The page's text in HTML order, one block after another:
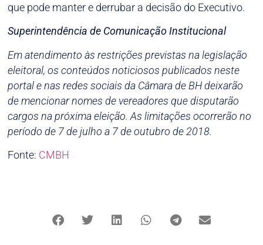
que pode manter e derrubar a decisão do Executivo.
Superintendência de Comunicação Institucional
Em atendimento às restrições previstas na legislação
eleitoral, os conteúdos noticiosos publicados neste
portal e nas redes sociais da Câmara de BH deixarão
de mencionar nomes de vereadores que disputarão
cargos na próxima eleição. As limitações ocorrerão no
período de 7 de julho a 7 de outubro de 2018.
Fonte: CMBH